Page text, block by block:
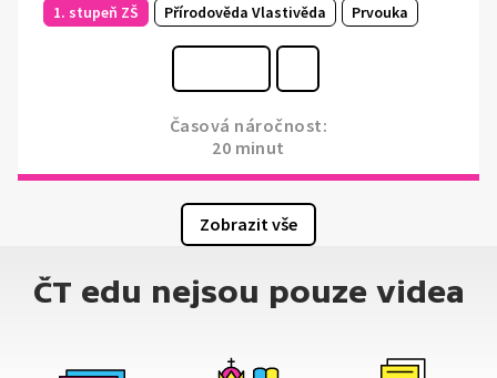
1. stupeň ZŠ Přírodověda Vlastivěda Prvouka
Časová náročnost:
20 minut
Zobrazit vše
ČT edu nejsou pouze videa